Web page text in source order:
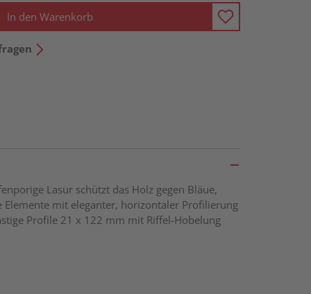
In den Warenkorb
Lasur schützt das Holz gegen Bläue,
mit eleganter, horizontaler Profilierung
Profile 21 x 122 mm mit Riffel-Hobelung